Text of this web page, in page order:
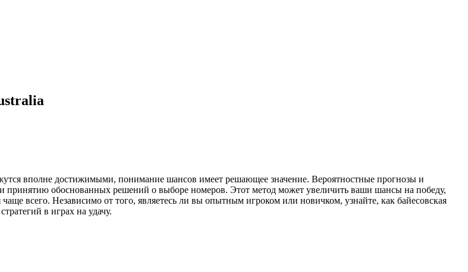
вполне достижимыми, понимание шансов имеет решающее значение. Вероятностные прогнозы и
и принятию обоснованных решений о выборе номеров. Этот метод может увеличить ваши шансы на победу,
всего. Независимо от того, являетесь ли вы опытным игроком или новичком, узнайте, как байесовская
в играх на удачу.